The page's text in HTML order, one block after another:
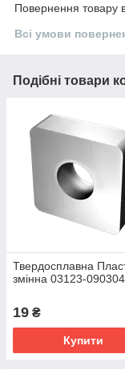
Повернення товару
Всі умови
Подібні товари
Твердосплавна
змінна 03123-090304
19 ₴
Купити